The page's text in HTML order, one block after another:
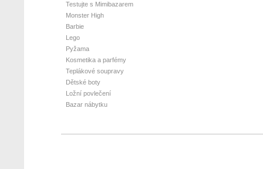
Testujte s Mimibazarem
Monster High
Barbie
Lego
Pyžama
Kosmetika a parfémy
Teplákové soupravy
Dětské boty
Ložní povlečení
Bazar nábytku